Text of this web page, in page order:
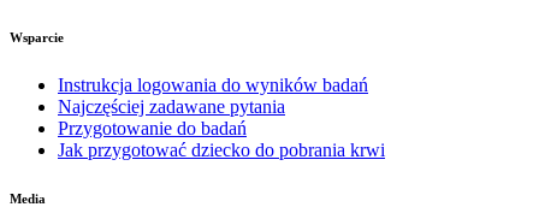
Wsparcie
Instrukcja logowania do wyników badań
Najczęściej zadawane pytania
Przygotowanie do badań
Jak przygotować dziecko do pobrania krwi
Media